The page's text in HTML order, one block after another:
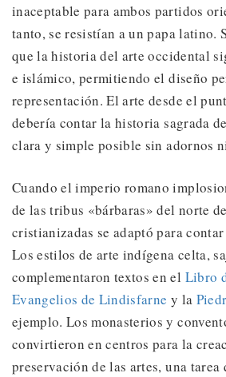
inaceptable para ambos partidos
tanto, se resistían a un papa latino.
que la historia del arte occidental
e islámico, permitiendo el diseño
representación. El arte desde el
debería contar la historia sagrada
clara y simple posible sin adornos
Cuando el imperio romano
de las tribus «bárbaras» del norte
cristianizadas se adaptó para
Los estilos de arte indígena celta,
complementaron textos en el Libro
Evangelios de Lindisfarne y la
ejemplo. Los monasterios y
convirtieron en centros para la
preservación de las artes, una tarea